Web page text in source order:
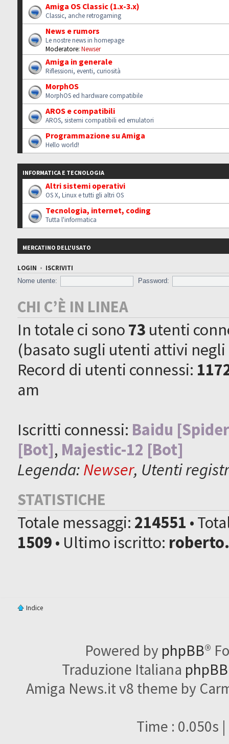
Amiga OS Classic (1.x-3.x)
Classic, anche retrogaming
News e rumors
Le nostre news in homepage
Moderatore: Newser
Amiga in generale
Riflessioni, eventi, curiosità
MorphOS
MorphOS ed hardware compatibile
AROS e compatibili
AROS, sistemi compatibili ed emulatori
Programmazione su Amiga
Hello world!
INFORMATICA E TECNOLOGIA
Altri sistemi operativi
OS X, Linux e tutti gli altri OS
Tecnologia, internet, coding
Tutta l'informatica
MERCATINO DELL'USATO
LOGIN • ISCRIVITI
Nome utente:
Password:
CHI C’È IN LINEA
In totale ci sono73 utenti
(basato sugli utenti attivi
Record di utenti connessi:
am
Iscritti connessi: Baidu
[Bot], Majestic-12 [Bot]
Legenda:Newser, Utenti
STATISTICHE
Totale messaggi: 214551 •
1509• Ultimo iscritto:
Indice
Powered by phpBB®
Traduzione Italiana
Amiga News.it v8 theme by
Time : 0.050s